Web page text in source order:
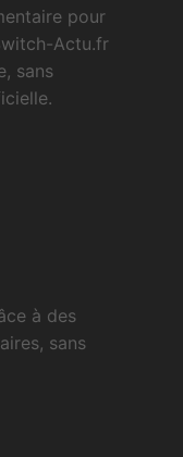
pour
Actu.fr
sans
à des
sans